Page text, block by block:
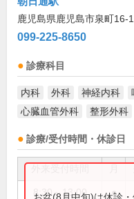
鹿児島県鹿児島市泉町16-1
099-225-8650
診療科目
内科 外科 神経内科
心臓血管外科
整形外科
診療/受付時間・休診日
8:30～13:00 ●
お盆(8月中旬)は休診